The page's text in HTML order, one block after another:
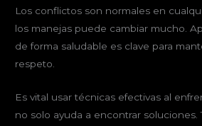
Los conflictos son normales en
los manejas puede cambiar mucho.
de forma saludable es clave para
respeto.
Es vital usar técnicas efectivas al
no solo ayuda a encontrar soluciones.